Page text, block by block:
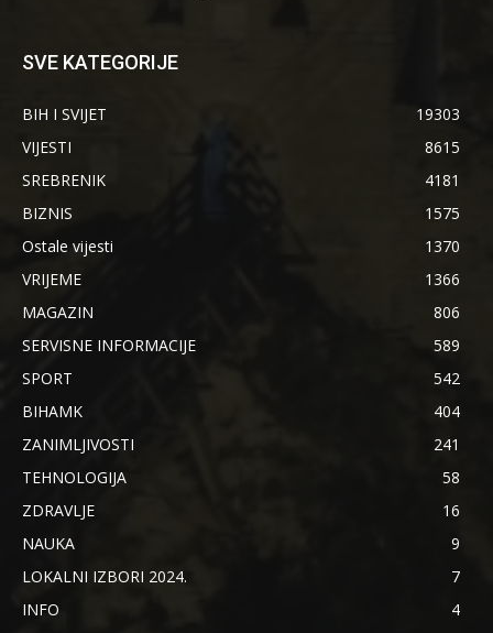
SVE KATEGORIJE
BIH I SVIJET
19303
VIJESTI
8615
SREBRENIK
4181
BIZNIS
1575
Ostale vijesti
1370
VRIJEME
1366
MAGAZIN
806
SERVISNE INFORMACIJE
589
SPORT
542
BIHAMK
404
ZANIMLJIVOSTI
241
TEHNOLOGIJA
58
ZDRAVLJE
16
NAUKA
9
LOKALNI IZBORI 2024.
7
INFO
4